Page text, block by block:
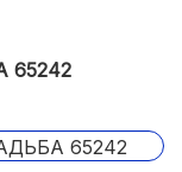
65242